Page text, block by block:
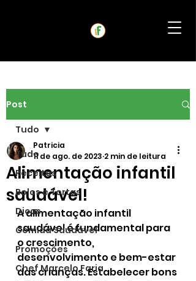
Post
Tudo
Receitas
Bolos e Tortas
Dicas
Comida Saudável
Promoções
Chef Marcelo Faria
Tudo
Alimentação infantil
saudável!
Patricia
11 de ago. de 2023 2 min de leitura
A alimentação infantil
saudável é fundamental para
o crescimento,
desenvolvimento e bem-estar
das crianças. Estabelecer bons